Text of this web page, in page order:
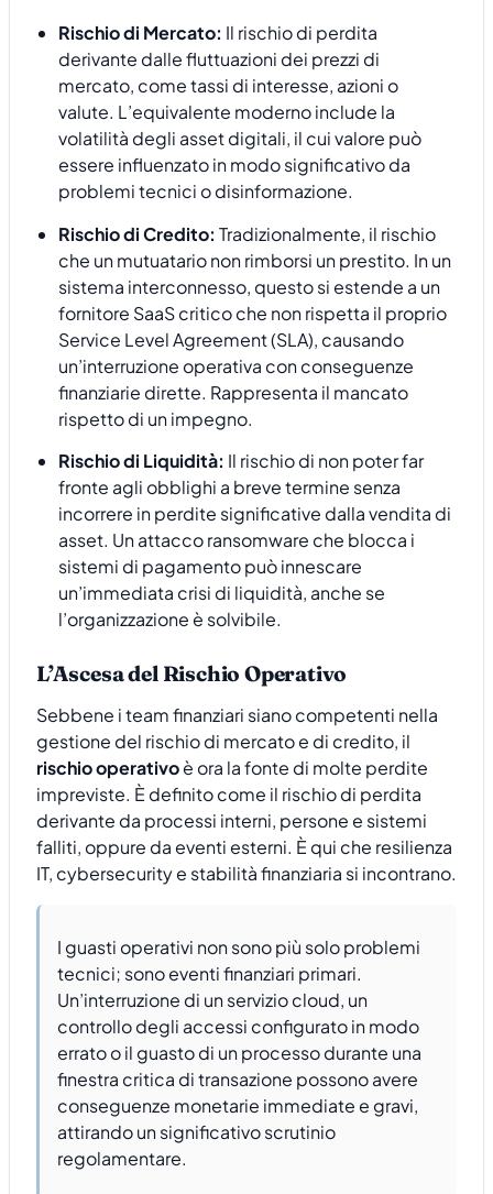
Rischio di Mercato: Il rischio di perdita
derivante dalle fluttuazioni dei prezzi di
mercato, come tassi di interesse, azioni o
valute. L’equivalente moderno include la
volatilità degli asset digitali, il cui valore può
essere influenzato in modo significativo da
problemi tecnici o disinformazione.
Rischio di Credito: Tradizionalmente, il rischio
che un mutuatario non rimborsi un prestito. In un
sistema interconnesso, questo si estende a un
fornitore SaaS critico che non rispetta il proprio
Service Level Agreement (SLA), causando
un’interruzione operativa con conseguenze
finanziarie dirette. Rappresenta il mancato
rispetto di un impegno.
Rischio di Liquidità: Il rischio di non poter far
fronte agli obblighi a breve termine senza
incorrere in perdite significative dalla vendita di
asset. Un attacco ransomware che blocca i
sistemi di pagamento può innescare
un’immediata crisi di liquidità, anche se
l’organizzazione è solvibile.
L’Ascesa del Rischio Operativo
Sebbene i team finanziari siano competenti nella
gestione del rischio di mercato e di credito, il
rischio operativoè ora la fonte di molte perdite
impreviste. È definito come il rischio di perdita
derivante da processi interni, persone e sistemi
falliti, oppure da eventi esterni. È qui che resilienza
IT, cybersecurity e stabilità finanziaria si incontrano.
I guasti operativi non sono più solo problemi
tecnici; sono eventi finanziari primari.
Un’interruzione di un servizio cloud, un
controllo degli accessi configurato in modo
errato o il guasto di un processo durante una
finestra critica di transazione possono avere
conseguenze monetarie immediate e gravi,
attirando un significativo scrutinio
regolamentare.